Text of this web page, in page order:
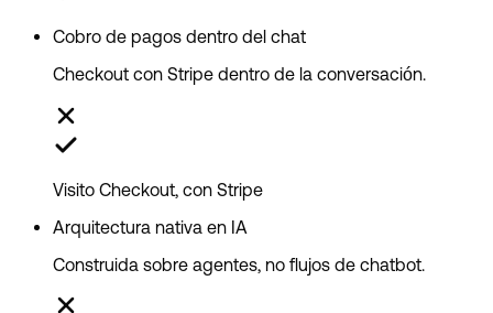
Cobro de pagos dentro del chat
Checkout con Stripe dentro de la conversación.
Visito Checkout, con Stripe
Arquitectura nativa en IA
Construida sobre agentes, no flujos de chatbot.